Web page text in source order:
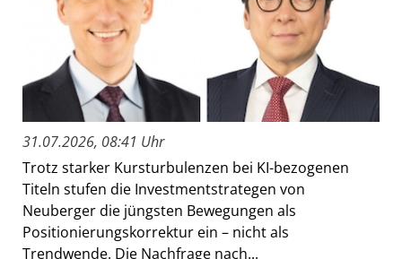
31.07.2026, 08:41 Uhr
Trotz starker Kursturbulenzen bei KI-bezogenen
Titeln stufen die Investmentstrategen von
Neuberger die jüngsten Bewegungen als
Positionierungskorrektur ein – nicht als
Trendwende. Die Nachfrage nach...